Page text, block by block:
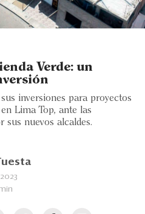
Verde: un
inversiones para proyectos
Lima Top, ante las
sus nuevos alcaldes.